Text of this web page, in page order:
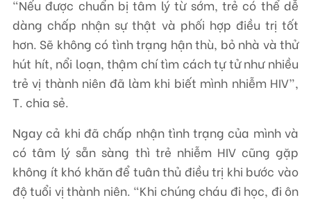
“Nếu được chuẩn bị tâm lý từ sớm, trẻ có thể dễ
dàng chấp nhận sự thật và phối hợp điều trị tốt
hơn. Sẽ không có tình trạng hận thù, bỏ nhà và thử
hút hít, nổi loạn, thậm chí tìm cách tự tử như nhiều
trẻ vị thành niên đã làm khi biết mình nhiễm HIV”,
T. chia sẻ.
Ngay cả khi đã chấp nhận tình trạng của mình và
có tâm lý sẵn sàng thì trẻ nhiễm HIV cũng gặp
không ít khó khăn để tuân thủ điều trị khi bước vào
độ tuổi vị thành niên. “Khi chúng cháu đi học, đi ôn